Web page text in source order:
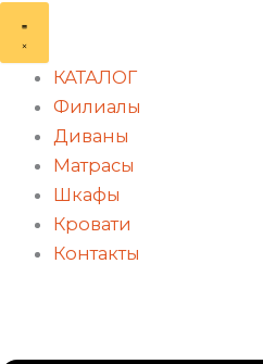
КАТАЛОГ
Филиалы
Диваны
Матрасы
Шкафы
Кровати
Контакты